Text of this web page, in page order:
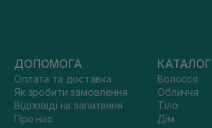
ДОПОМОГА
Оплата та доставка
Як зробити замовлення
Відповіді на запитання
Про нас
КАТАЛОГ
Волосся
Обличчя
Тіло
Дім